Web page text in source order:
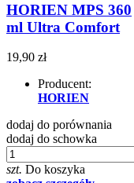
HORIEN MPS 360
ml Ultra Comfort
19,90 zł
Producent:
HORIEN
dodaj do porównania
dodaj do schowka
szt. Do koszyka